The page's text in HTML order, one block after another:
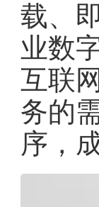
载、
业数
互联
务的
序，